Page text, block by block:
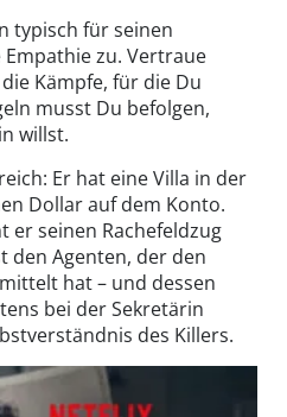
typisch für seinen
Empathie zu. Vertraue
Kämpfe, für die Du
musst Du befolgen,
willst.
Er hat eine Villa in der
Dollar auf dem Konto.
er seinen Rachefeldzug
den Agenten, der den
hat – und dessen
bei der Sekretärin
des Killers.